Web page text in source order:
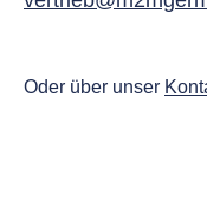
Oder über unser